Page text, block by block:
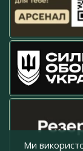
Ми